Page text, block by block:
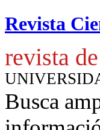
Revista
revista
Busca